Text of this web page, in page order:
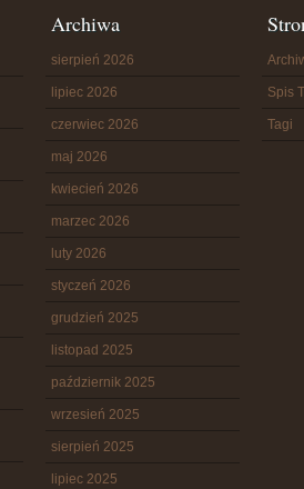
Archiwa
sierpień 2026
lipiec 2026
czerwiec 2026
maj 2026
kwiecień 2026
marzec 2026
luty 2026
styczeń 2026
grudzień 2025
listopad 2025
październik 2025
wrzesień 2025
sierpień 2025
lipiec 2025
Spis
Tagi